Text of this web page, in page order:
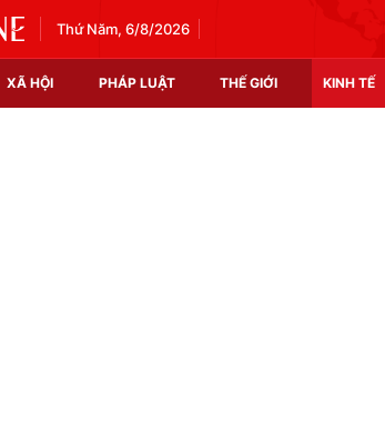
Thứ Năm, 6/8/2026
XÃ HỘI PHÁP LUẬT THẾ GIỚI KINH TẾ